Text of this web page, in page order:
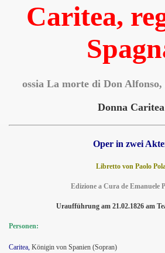
Caritea,
ossia La morte di Don
Donna Caritea
Oper in zwei
Libretto von Paolo
Edizione a Cura de Emanuele
Uraufführung am 21.02.1826 am
Personen:
Caritea, Königin von Spanien (Sopran)